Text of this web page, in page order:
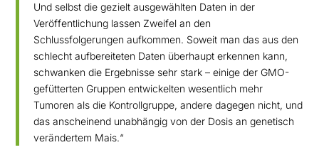
Und selbst die gezielt ausgewählten Daten in der
Veröffentlichung lassen Zweifel an den
Schlussfolgerungen aufkommen. Soweit man das aus den
schlecht aufbereiteten Daten überhaupt erkennen kann,
schwanken die Ergebnisse sehr stark – einige der GMO-
gefütterten Gruppen entwickelten wesentlich mehr
Tumoren als die Kontrollgruppe, andere dagegen nicht, und
das anscheinend unabhängig von der Dosis an genetisch
verändertem Mais.“